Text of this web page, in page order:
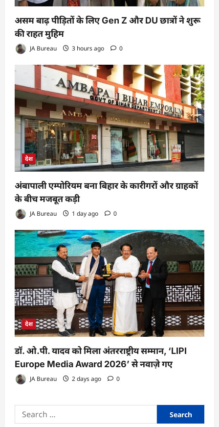
असम बाढ़ पीड़ितों के लिए Gen Z और DU छात्रों ने शुरू
की राहत मुहिम
JA Bureau 3 hours ago 0
देश
अंबापाली एम्पोरियम बना बिहार के कारीगरों और ग्राहकों
के बीच मजबूत कड़ी
JA Bureau 1 day ago 0
देश
डॉ. ओ.पी. यादव को मिला अंतरराष्ट्रीय सम्मान, ‘LIPI
Europe Media Award 2026’ से नवाज़े गए
JA Bureau 2 days ago 0
Search
for: